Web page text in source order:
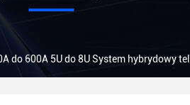
do 600A 5U do 8U System hybrydowy